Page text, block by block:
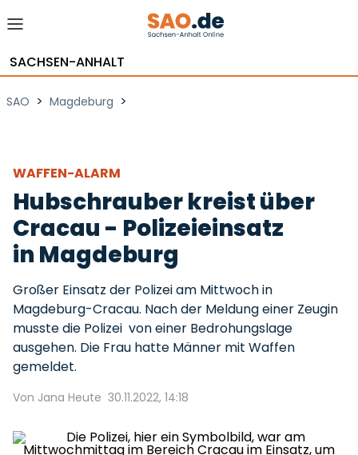
SACHSEN-ANHALT
SAO > Magdeburg >
WAFFEN-ALARM
Hubschrauber kreist über
Cracau - Polizeieinsatz
in Magdeburg
Großer Einsatz der Polizei am Mittwoch in
Magdeburg-Cracau. Nach der Meldung einer Zeugin
musste die Polizei von einer Bedrohungslage
ausgehen. Die Frau hatte Männer mit Waffen
gemeldet.
Von Jana Heute 30.11.2022, 14:18